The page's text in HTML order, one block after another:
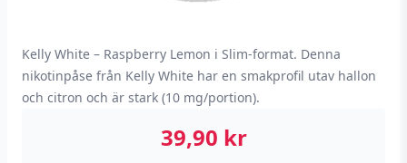
Kelly White – Raspberry Lemon i Slim-format. Denna
nikotinpåse från Kelly White har en smakprofil utav hallon
och citron och är stark (10 mg/portion).
39,90 kr